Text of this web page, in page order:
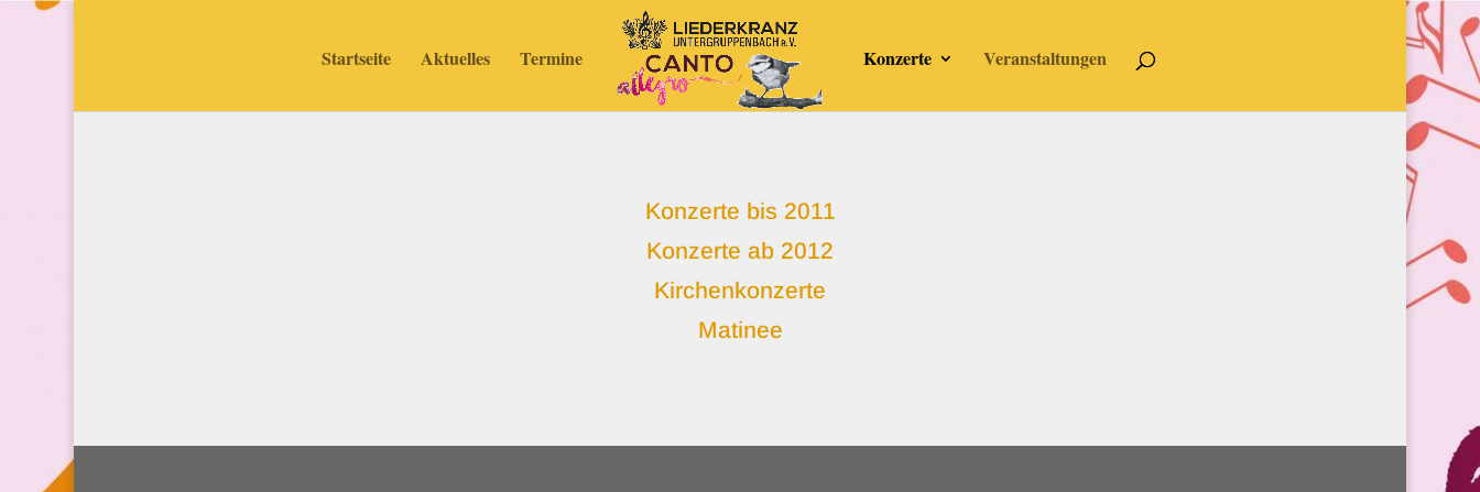
Startseite Aktuelles Termine Konzerte Veranstaltungen
Konzerte bis 2011
Konzerte ab 2012
Kirchenkonzerte
Matinee